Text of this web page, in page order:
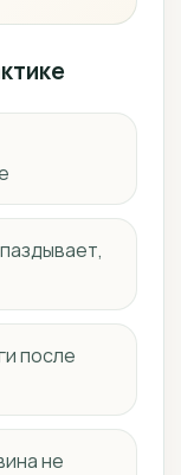
после
не